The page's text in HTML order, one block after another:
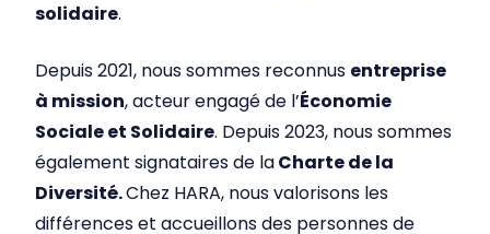
solidaire.
Depuis 2021, nous sommes reconnus entreprise
à mission, acteur engagé de l’Économie
Sociale et Solidaire. Depuis 2023, nous sommes
également signataires de laCharte de la
Diversité.Chez HARA, nous valorisons les
différences et accueillons des personnes de